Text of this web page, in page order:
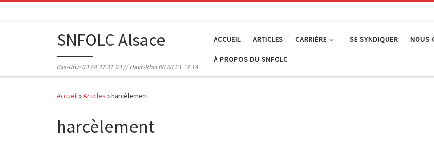
SNFOLC Alsace
Bas-Rhin 03 88 37 31 93 // Haut-Rhin 06 66 21 34 14
ACCUEIL ARTICLES CARRIÈRE SE SYNDIQUER NOUS
À PROPOS DU SNFOLC
Accueil»Articles »harcèlement
harcèlement